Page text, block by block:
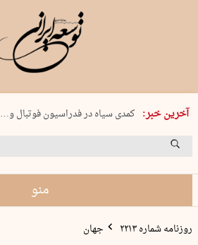
آخرین خبر:
دوشنبه 19 مرداد 1405 شماره 2246
کمدی سیاه در فدراسیون فوتبال و…
بریم ماهیگیری!
منو
روزنامه شماره ۲۲۱۳ جهان